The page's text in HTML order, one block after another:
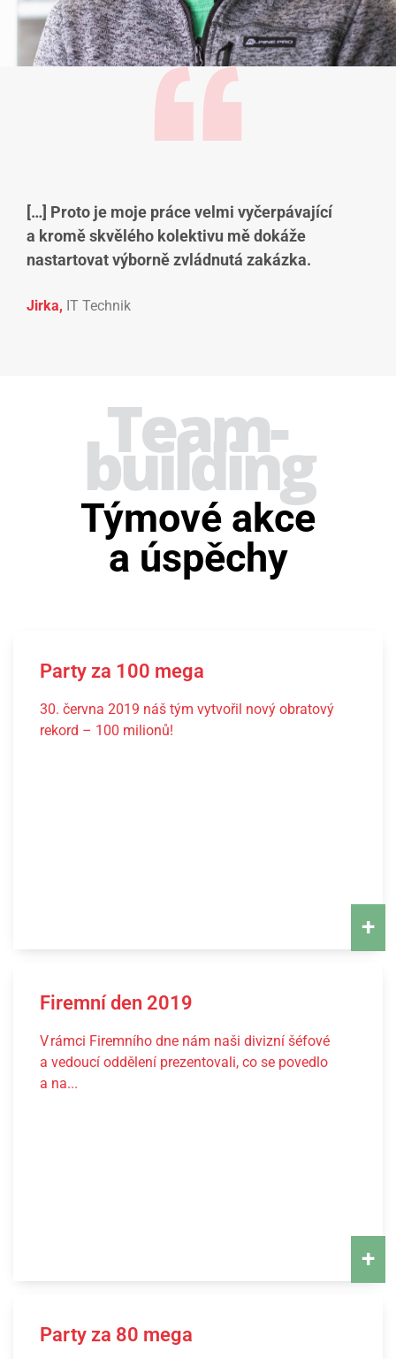
[…] Proto je moje práce velmi vyčerpávající
a kromě skvělého kolektivu mě dokáže
nastartovat výborně zvládnutá zakázka.
Jirka, IT Technik
Team­
building
Týmové akce
a úspěchy
Party za 100 mega
30. června 2019 náš tým vytvořil nový obratový
rekord – 100 milionů!
+
Firemní den 2019
V rámci Firemního dne nám naši divizní šéfové
a vedoucí oddělení prezentovali, co se povedlo
a na...
+
Party za 80 mega